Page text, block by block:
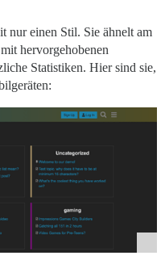
nur einen Stil. Sie ähnelt am
hervorgehobenen
Statistiken. Hier sind sie,